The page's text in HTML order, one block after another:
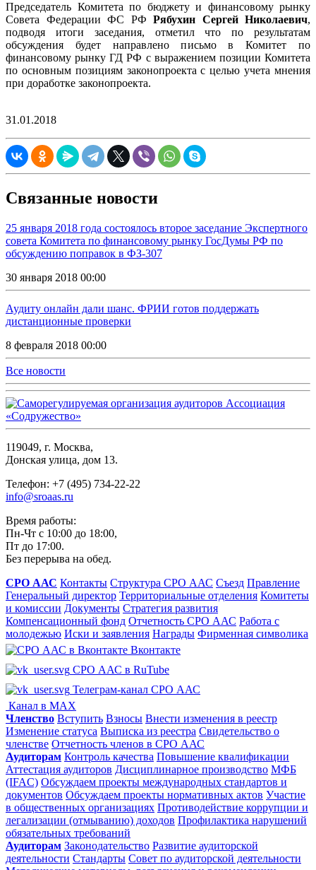
Председатель Комитета по бюджету и финансовому рынку
Совета Федерации ФС РФ Рябухин Сергей Николаевич,
подводя итоги заседания, отметил что по результатам
обсуждения будет направлено письмо в Комитет по
финансовому рынку ГД РФ с выражением позиции Комитета
по основным позициям законопроекта с целью учета мнения
при доработке законопроекта.
31.01.2018
Связанные новости
25 января 2018 года состоялось второе заседание Экспертного
совета Комитета по финансовому рынку ГосДумы РФ по
обсуждению поправок в ФЗ-307
30 января 2018 00:00
Аудиту онлайн дали шанс. ФРИИ готов поддержать
дистанционные проверки
8 февраля 2018 00:00
Все новости
119049, г. Москва,
Донская улица, дом 13.
Телефон: +7 (495) 734-22-22
info@sroaas.ru
Время работы:
Пн-Чт с 10:00 до 18:00,
Пт до 17:00.
Без перерыва на обед.
СРО ААС Контакты Структура СРО ААС Съезд Правление
Генеральный директор Территориальные отделения Комитеты
и комиссии Документы Стратегия развития
Компенсационный фонд Отчетность СРО ААС Работа с
молодежью Иски и заявления Награды Фирменная символика
Вконтакте
СРО ААС в RuTube
Телеграм-канал СРО ААС
Канал в MAX
Членство Вступить Взносы Внести изменения в реестр
Изменение статуса Выписка из реестра Свидетельство о
членстве Отчетность членов в СРО ААС
Аудиторам Контроль качества Повышение квалификации
Аттестация аудиторов Дисциплинарное производство МФБ
(IFAC) Обсуждаем проекты международных стандартов и
документов Обсуждаем проекты нормативных актов Участие
в общественных организациях Противодействие коррупции и
легализации (отмыванию) доходов Профилактика нарушений
обязательных требований
Аудиторам Законодательство Развитие аудиторской
деятельности Стандарты Совет по аудиторской деятельности